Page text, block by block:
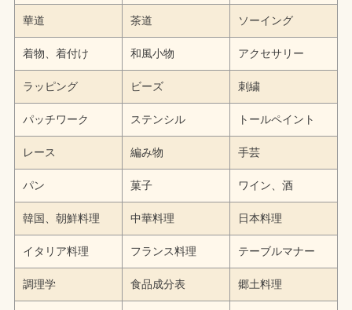
華道 茶道 ソーイング
着物、着付け 和風小物 アクセサリー
ラッピング ビーズ 刺繍
パッチワーク ステンシル トールペイント
レース 編み物 手芸
パン 菓子 ワイン、酒
韓国、朝鮮料理 中華料理 日本料理
イタリア料理 フランス料理 テーブルマナー
調理学 食品成分表 郷土料理